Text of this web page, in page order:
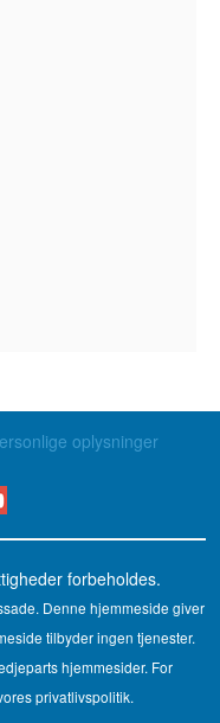
oplysninger
forbeholdes.
Denne hjemmeside giver
tilbyder ingen tjenester.
hjemmesider. For
privatlivspolitik.